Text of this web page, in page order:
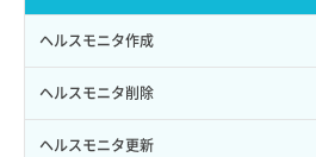
トークン発行
パーミッション一覧取得
ロールからパーミッションを紐づけ解除
アタッチ済みボリューム詳細取得
コンソールURL発行
サーバーに紐づくアドレス取得
セキュリティグループ ルール作成
セキュリティグループ ルール削除
セキュリティグループ ルール詳細取得
ヘルスモニタ作成
ヘルスモニタ削除
ヘルスモニタ更新